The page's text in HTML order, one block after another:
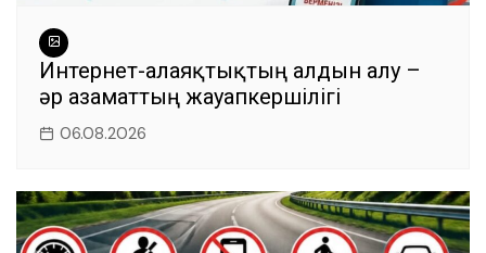
Интернет-алаяқтықтың алдын алу –
әр азаматтың жауапкершілігі
06.08.2026